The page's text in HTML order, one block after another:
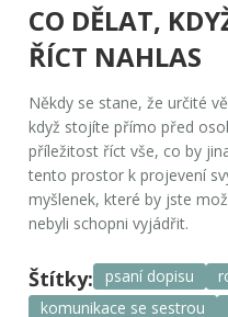
CO DĚLAT,
ŘÍCT NAHLAS
Někdy se stane, že určité
když stojíte přímo před
příležitost říct vše, co by
tento prostor k projevení
myšlenek, které by jste
nebyli schopni vyjádřit.
Štítky: psaní dopisu
komunikace se sestrou